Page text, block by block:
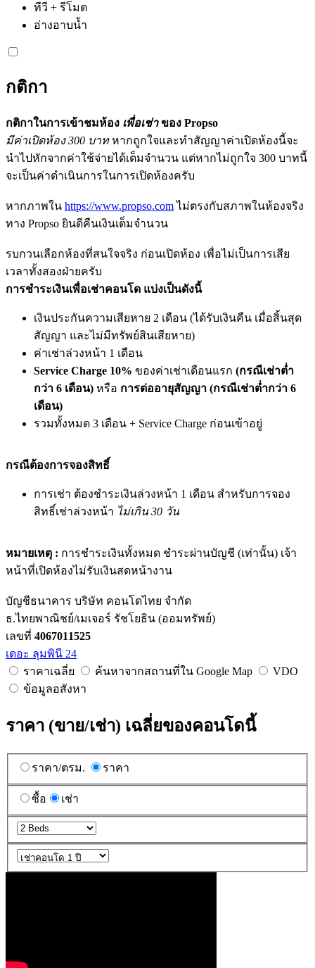
ทีวี + รีโมต
อ่างอาบน้ำ
กติกา
กติกาในการเข้าชมห้อง เพื่อเช่าของ Propso
มีค่าเปิดห้อง 300 บาทหากถูกใจและทำสัญญาค่าเปิดห้องนี้จะ
นำไปหักจากค่าใช้จ่ายได้เต็มจำนวน แต่หากไม่ถูกใจ 300 บาทนี้
จะเป็นค่าดำเนินการในการเปิดห้องครับ
หากภาพใน https://www.propso.com ไม่ตรงกับสภาพในห้องจริง
ทาง Propso ยินดีคืนเงินเต็มจำนวน
รบกวนเลือกห้องที่สนใจจริง ก่อนเปิดห้อง เพื่อไม่เป็นการเสีย
เวลาทั้งสองฝ่ายครับ
การชำระเงินเพื่อเช่าคอนโด แบ่งเป็นดังนี้
เงินประกันความเสียหาย 2 เดือน (ได้รับเงินคืน เมื่อสิ้นสุด
สัญญา และไม่มีทรัพย์สินเสียหาย)
ค่าเช่าล่วงหน้า 1 เดือน
Service Charge 10% ของค่าเช่าเดือนแรก (กรณีเช่าต่ำ
กว่า 6 เดือน) หรือ การต่ออายุสัญญา (กรณีเช่าต่ำกว่า 6
เดือน)
รวมทั้งหมด 3 เดือน + Service Charge ก่อนเข้าอยู่
กรณีต้องการจองสิทธิ์
การเช่า ต้องชำระเงินล่วงหน้า 1 เดือน สำหรับการจอง
สิทธิ์เช่าล่วงหน้า ไม่เกิน 30 วัน
หมายเหตุ : การชำระเงินทั้งหมด ชำระผ่านบัญชี (เท่านั้น) เจ้า
หน้าที่เปิดห้องไม่รับเงินสดหน้างาน
บัญชีธนาคาร บริษัท คอนโดไทย จำกัด
ธ.ไทยพาณิชย์/เมเจอร์ รัชโยธิน (ออมทรัพย์)
เลขที่ 4067011525
เดอะ ลุมพินี 24
ราคาเฉลี่ย
ค้นหาจากสถานที่ใน Google Map
VDO
ข้อมูลอสังหา
ราคา (ขาย/เช่า) เฉลี่ยของคอนโดนี้
ราคา/ตรม. ราคา
ซื้อ เช่า